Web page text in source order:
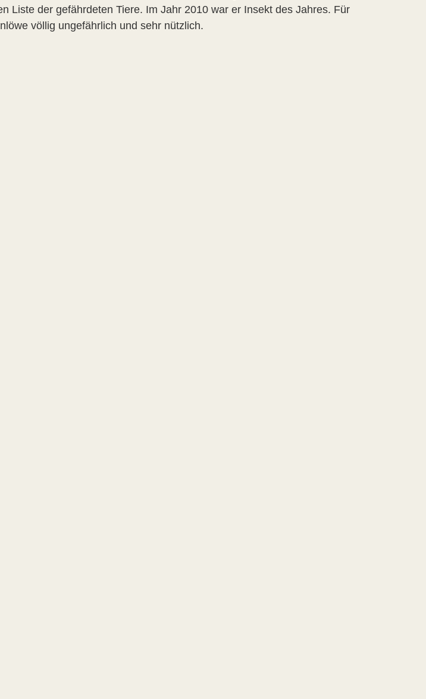
Liste der gefährdeten Tiere. Im Jahr 2010 war er Insekt des Jahres. Für
völlig ungefährlich und sehr nützlich.